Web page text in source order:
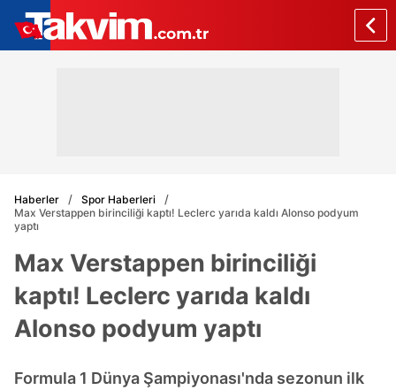
Haberler
Spor Haberleri
Max Verstappen birinciliği kaptı! Leclerc yarıda kaldı Alonso podyum
yaptı
Max Verstappen birinciliği
kaptı! Leclerc yarıda kaldı
Alonso podyum yaptı
Formula 1 Dünya Şampiyonası'nda sezonun ilk